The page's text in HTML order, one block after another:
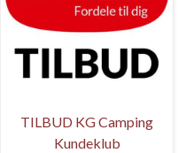
TILBUD KG Camping
Kundeklub